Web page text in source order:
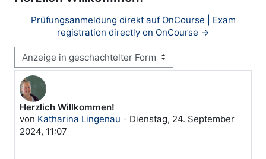
Prüfungsanmeldung direkt auf OnCourse | Exam
registration directly on OnCourse →
Anzeigemodus
Herzlich Willkommen!
von Katharina Lingenau - Dienstag, 24. September
2024, 11:07
Anzahl Antworten: 0